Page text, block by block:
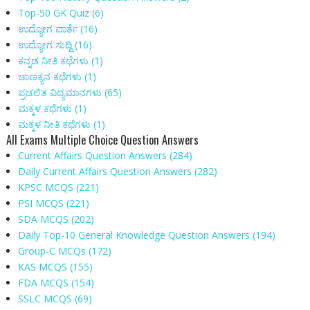
Top-50 GK Quiz(6)
ಉದ್ಯೋಗ ವಾರ್ತೆ(16)
ಉದ್ಯೋಗ ಸುದ್ದಿ(16)
ಕನ್ನಡ ನೀತಿ ಕಥೆಗಳು(1)
ಚಾಣಕ್ಯನ ಕಥೆಗಳು(1)
ಪ್ರಚಲಿತ ವಿದ್ಯಮಾನಗಳು(65)
ಮಕ್ಕಳ‌ ಕಥೆಗಳು(1)
ಮಕ್ಕಳ ನೀತಿ ಕಥೆಗಳು(1)
All Exams Multiple Choice Question Answers
Current Affairs Question Answers(284)
Daily Current Affairs Question Answers(282)
KPSC MCQS(221)
PSI MCQS(221)
SDA MCQS(202)
Daily Top-10 General Knowledge Question Answers(194)
Group-C MCQs(172)
KAS MCQS(155)
FDA MCQS(154)
SSLC MCQS(69)